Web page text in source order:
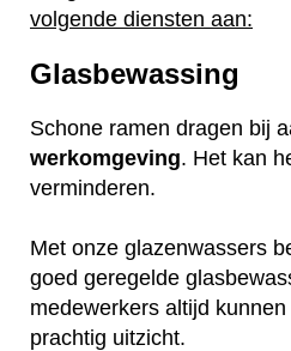
volgende diensten aan:
Glasbewassing
Schone ramen dragen bij
werkomgeving. Het kan
verminderen.
Met onze glazenwassers
goed geregelde
medewerkers altijd
prachtig uitzicht.